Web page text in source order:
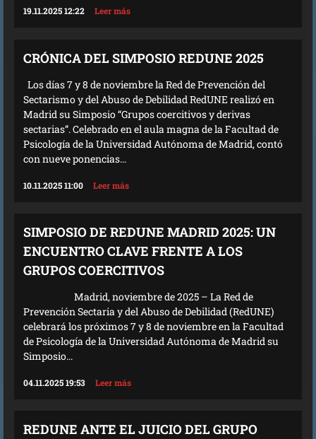
19.11.2025 12:22 Leer más
CRÓNICA DEL SIMPOSIO REDUNE 2025
Los días 7 y 8 de noviembre la Red de Prevención del
Sectarismo y del Abuso de Debilidad RedUNE realizó en
Madrid su Simposio “Grupos coercitivos y derivas
sectarias”. Celebrado en el aula magna de la Facultad de
Psicología de la Universidad Autónoma de Madrid, contó
con nueve ponencias...
10.11.2025 11:00 Leer más
SIMPOSIO DE REDUNE MADRID 2025: UN
ENCUENTRO CLAVE FRENTE A LOS
GRUPOS COERCITIVOS
Madrid, noviembre de 2025 – La Red de
Prevención Sectaria y del Abuso de Debilidad (RedUNE)
celebrará los próximos 7 y 8 de noviembre en la Facultad
de Psicología de la Universidad Autónoma de Madrid su
Simposio...
04.11.2025 19:53 Leer más
REDUNE ANTE EL JUICIO DEL GRUPO